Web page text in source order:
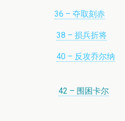
36 – 夺取刻赤
38 – 损兵折将
40 – 反攻乔尔纳
42 – 围困卡尔